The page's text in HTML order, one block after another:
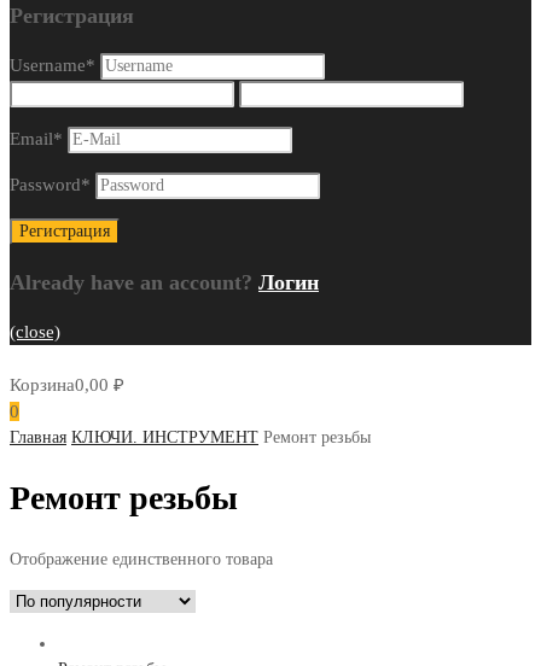
Регистрация
Username*
Email*
Password*
Already have an account? Логин
(close)
Корзина0,00 ₽
0
Главная КЛЮЧИ. ИНСТРУМЕНТ Ремонт резьбы
Ремонт резьбы
Отображение единственного товара